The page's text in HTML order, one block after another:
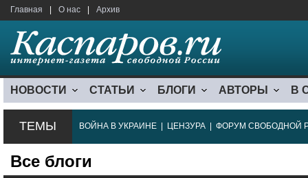
Главная О нас Архив
НОВОСТИ СТАТЬИ БЛОГИ АВТОРЫ В
ТЕМЫ ВОЙНА В УКРАИНЕ ЦЕНЗУРА ФОРУМ СВОБОДНОЙ
Все блоги